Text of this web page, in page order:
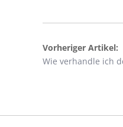
Vorheriger Artikel:
Wie verhandle ich